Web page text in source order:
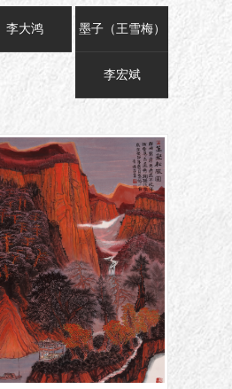
李大鸿 墨子（王雪梅）
李宏斌